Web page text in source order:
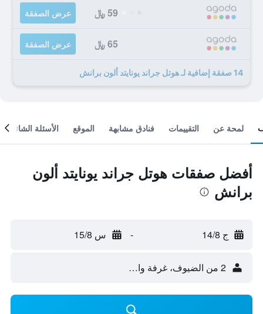
59 ﷼ عرض الصفقة
65 ﷼ عرض الصفقة
14 صفقة إضافية لـ هوتل جراند يونايتد ألون برانش
لمحة عن التقييمات فنادق مشابهة الموقع الأسئلة الشائعة
أفضل صفقات هوتل جراند يونايتد ألون
برانش
ج 14/8 - س 15/8
2 من الضيوف، غرفة واحدة